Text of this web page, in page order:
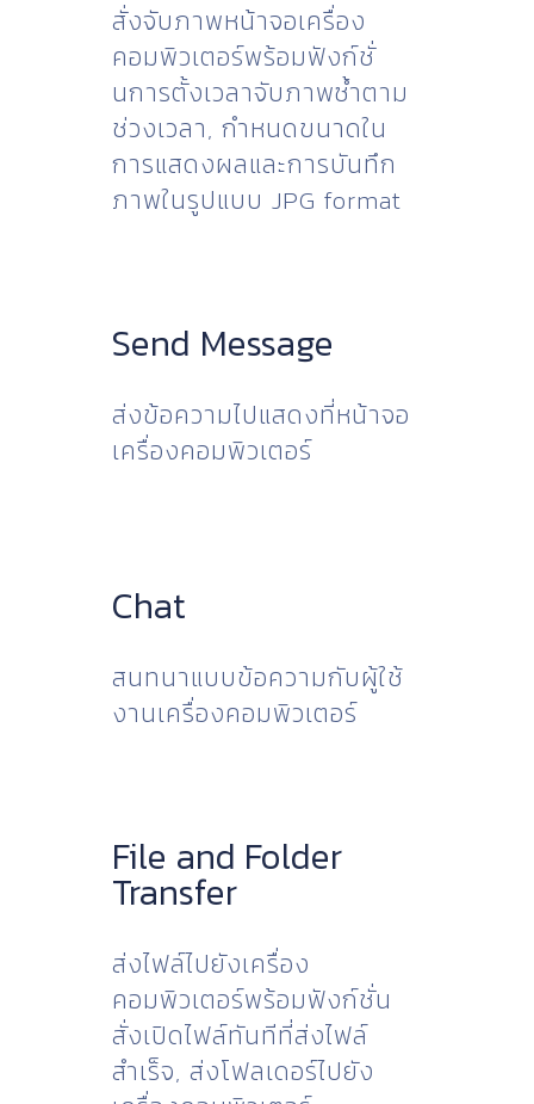
สั่งจับภาพหน้าจอเครื่อง
คอมพิวเตอร์พร้อมฟังก์ชั่
นการตั้งเวลาจับภาพซ้ำตาม
ช่วงเวลา, กำหนดขนาดใน
การแสดงผลและการบันทึก
ภาพในรูปแบบ JPG format
Send Message
ส่งข้อความไปแสดงที่หน้าจอ
เครื่องคอมพิวเตอร์
Chat
สนทนาแบบข้อความกับผู้ใช้
งานเครื่องคอมพิวเตอร์
File and Folder
Transfer
ส่งไฟล์ไปยังเครื่อง
คอมพิวเตอร์พร้อมฟังก์ชั่น
สั่งเปิดไฟล์ทันทีที่ส่งไฟล์
สำเร็จ, ส่งโฟลเดอร์ไปยัง